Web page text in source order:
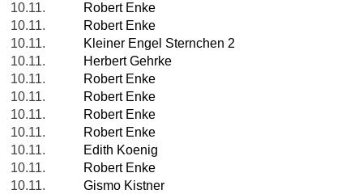
10.11.
Robert Enke
10.11.
Robert Enke
10.11.
Kleiner Engel Sternchen 2
10.11.
Herbert Gehrke
10.11.
Robert Enke
10.11.
Robert Enke
10.11.
Robert Enke
10.11.
Robert Enke
10.11.
Edith Koenig
10.11.
Robert Enke
10.11.
Gismo Kistner